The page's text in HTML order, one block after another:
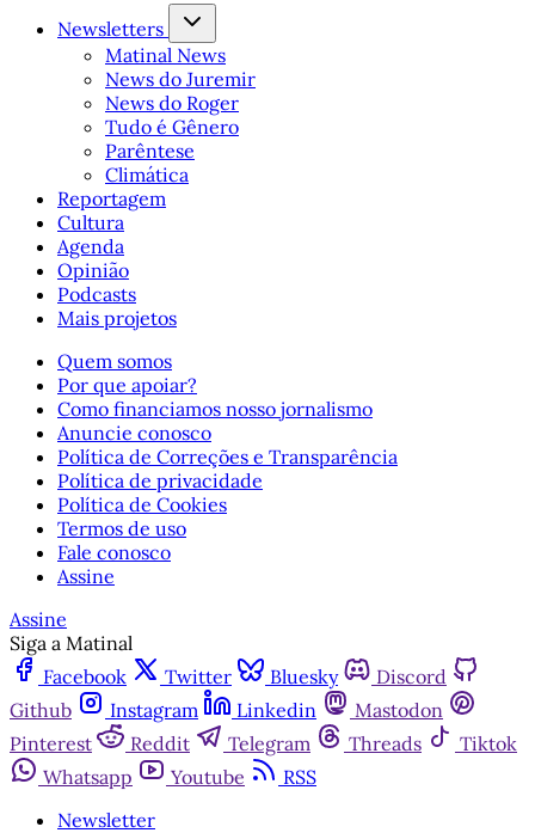
Newsletters
Matinal News
News do Juremir
News do Roger
Tudo é Gênero
Parêntese
Climática
Reportagem
Cultura
Agenda
Opinião
Podcasts
Mais projetos
Quem somos
Por que apoiar?
Como financiamos nosso jornalismo
Anuncie conosco
Política de Correções e Transparência
Política de privacidade
Política de Cookies
Termos de uso
Fale conosco
Assine
Assine
Siga a Matinal
Facebook
Twitter Bluesky
Discord
Github
Instagram Linkedin
Mastodon
Pinterest
Reddit Telegram Threads
Tiktok
Whatsapp
Youtube
RSS
Newsletter